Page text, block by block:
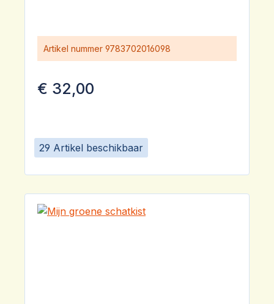
29 Artikel beschikbaar
Artikel nummer 9783702016098
€ 32,00